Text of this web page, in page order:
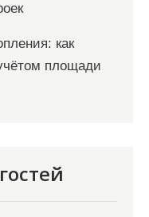
как
площади